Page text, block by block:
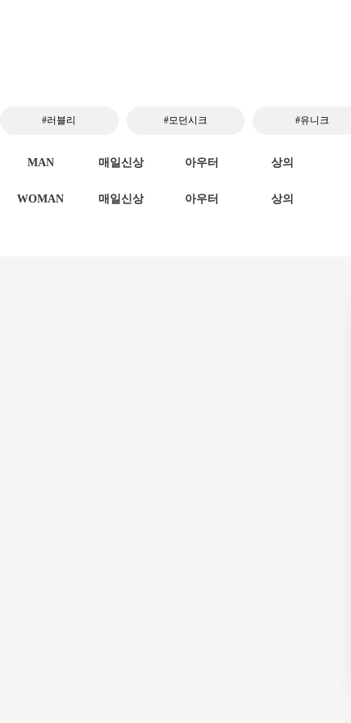
#러블리 #모던시크 #유니크
MAN 매일신상 아우터 상의
WOMAN 매일신상 아우터 상의